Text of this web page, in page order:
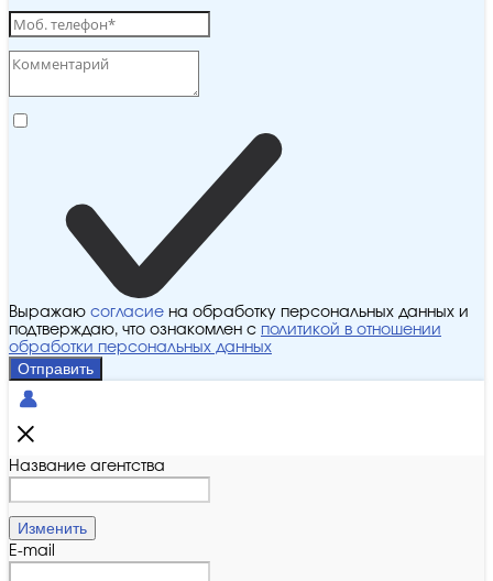
Выражаю согласие на обработку персональных данных и
подтверждаю, что ознакомлен с политикой в отношении
обработки персональных данных
Отправить
Название агентства
Изменить
E-mail